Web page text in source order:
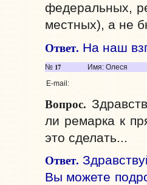
федеральных,
местных), а не
Ответ. На наш
№17
Имя: Олеся
E-mail:
Вопрос.
ли ремарка к
это сделать...
Ответ.
Вы можете